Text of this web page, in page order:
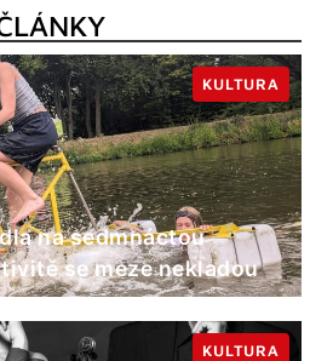
na sedmnáctou
se meze nekladou
KULTURA
KULTURA